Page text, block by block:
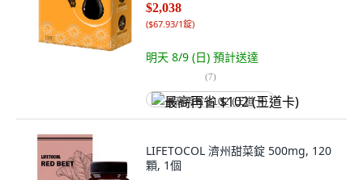
$2,038
($67.93/1錠)
明天 8/9 (日) 預計送達
(7)
最高再省 $102 (王道卡)
LIFETOCOL 濟州甜菜錠 500mg, 120
顆, 1個